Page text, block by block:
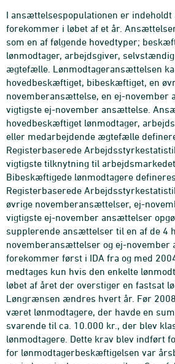
I ansættelsespopulationen er
forekommer i løbet af et år.
som en af følgende hovedtyper;
lønmodtager, arbejdsgiver,
ægtefælle. Lønmodtageransættelsen
hovedbeskæftiget, bibeskæftiget, en
novemberansættelse, en ej-november
vigtigste ej-november ansættelse.
hovedbeskæftiget lønmodtager,
eller medarbejdende ægtefælle
Registerbaserede
vigtigste tilknytning til
Bibeskæftigede lønmodtagere
Registerbaserede
øvrige novemberansættelser, ej-
vigtigste ej-november ansættelser
supplerende ansættelser til en af de 4
novemberansættelser og ej-november
forekommer først i IDA fra og med
medtages kun hvis den enkelte
løbet af året der overstiger en fastsat
Løngrænsen ændres hvert år. Før
været lønmodtagere, der havde en
svarende til ca. 10.000 kr., der blev
lønmodtagere. Dette krav blev indført
for lønmodtagerbeskæftigelsen var